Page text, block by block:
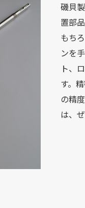
磯貝
置部
もち
ンを
ト、
す。
の精
は、